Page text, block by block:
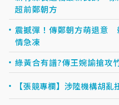
超前鄭朝方
震撼彈！傳鄭朝方萌退意
情急凍
綠黃合有譜?傳王婉諭搶攻
【張競專欄】涉陸機構胡